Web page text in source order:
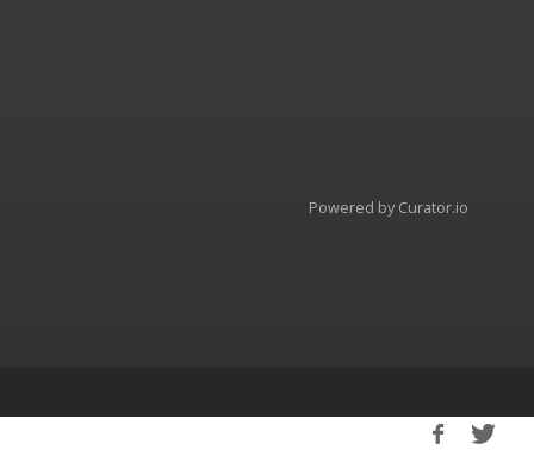
Powered by Curator.io